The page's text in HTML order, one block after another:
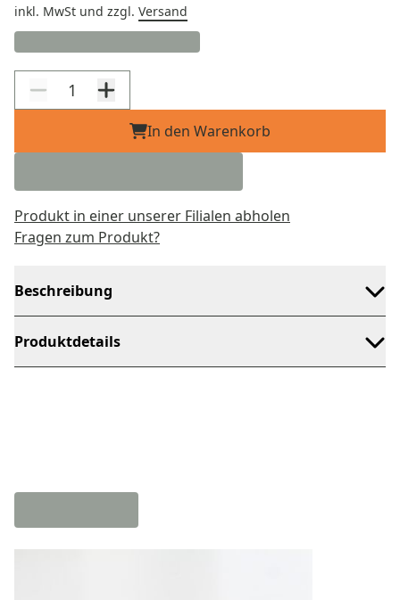
inkl. MwSt und zzgl. Versand
In den Warenkorb
Produkt in einer unserer Filialen abholen
Fragen zum Produkt?
Beschreibung
Produktdetails